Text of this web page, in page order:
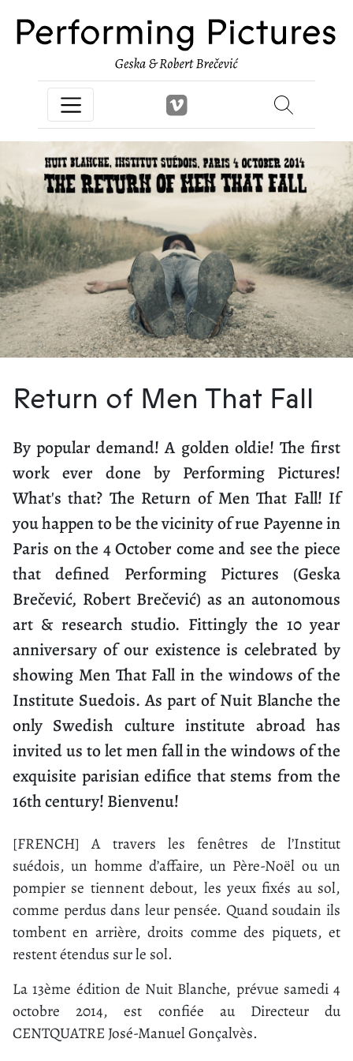
Return of Men That Fall
By popular demand! A golden oldie! The first
work ever done by Performing Pictures!
What's that? The Return of Men That Fall! If
you happen to be the vicinity of rue Payenne in
Paris on the 4 October come and see the piece
that defined Performing Pictures (Geska
Brečević, Robert Brečević) as an autonomous
art & research studio. Fittingly the 10 year
anniversary of our existence is celebrated by
showing Men That Fall in the windows of the
Institute Suedois. As part of Nuit Blanche the
only Swedish culture institute abroad has
invited us to let men fall in the windows of the
exquisite parisian edifice that stems from the
16th century! Bienvenu!
[FRENCH] A travers les fenêtres de l’Institut
suédois, un homme d’affaire, un Père-Noël ou un
pompier se tiennent debout, les yeux fixés au sol,
comme perdus dans leur pensée. Quand soudain ils
tombent en arrière, droits comme des piquets, et
restent étendus sur le sol.
La 13ème édition de Nuit Blanche, prévue samedi 4
octobre 2014, est confiée au Directeur du
CENTQUATRE José-Manuel Gonçalvès.